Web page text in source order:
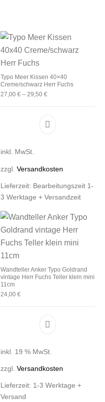
Typo Meer Kissen 40×40
Creme/schwarz Herr Fuchs
27,00 € – 29,50 €
Dieses Produkt
inkl. MwSt.
zzgl. Versandkosten
Lieferzeit: Bearbeitungszeit 1-
3 Werktage + Versandzeit
Wandteller Anker Typo Goldrand
vintage Herr Fuchs Teller klein mini
11cm
24,00 €
inkl. 19 % MwSt.
zzgl. Versandkosten
Lieferzeit: 1-3 Werktage +
Versand